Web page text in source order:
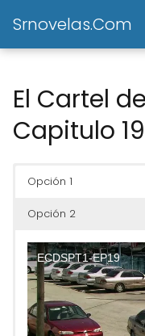
Srnovelas.Com
El Cartel
Capitulo 19
Opción 1
Opción 2